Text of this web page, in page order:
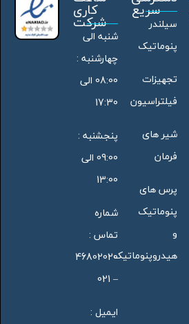
سریع
سیلندر
پنوماتیک
تجهیزات
فیلتراسیون
شیر های
فرمان
پرس های
پنوماتیک
و
هیدروپنوماتیک
کاری
شرکت
شنبه الی
چهارشنبه :
08:00 الی
17:30
پنجشنبه :
09:00 الی
13:00
شماره
تماس :
46802020
– 021
ایمیل :